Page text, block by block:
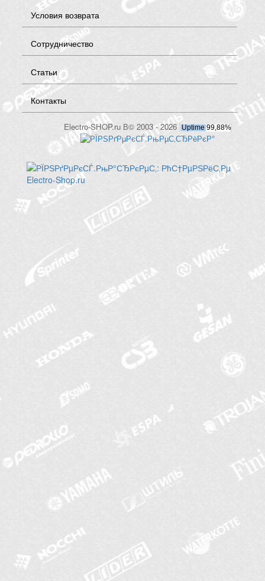
Условия возврата
Сотрудничество
Статьи
Контакты
Electro-SHOP.ru В© 2003 - 2026